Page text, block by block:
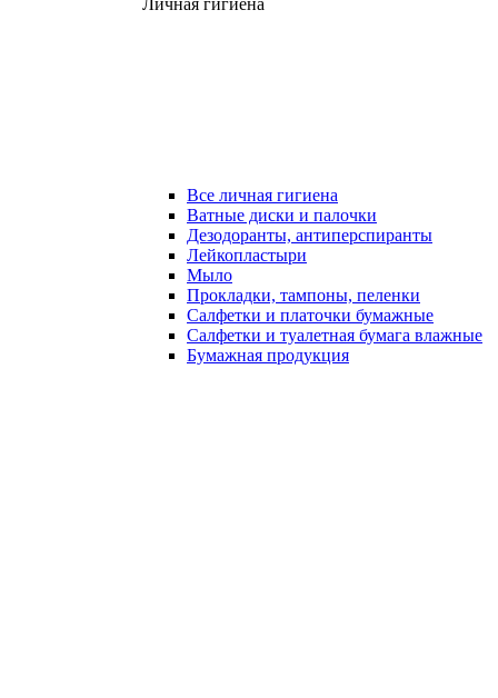
Личная гигиена
Все личная гигиена
Ватные диски и палочки
Дезодоранты, антиперспиранты
Лейкопластыри
Мыло
Прокладки, тампоны, пеленки
Салфетки и платочки бумажные
Салфетки и туалетная бумага влажные
Бумажная продукция